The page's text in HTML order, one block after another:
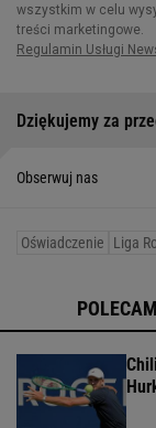
Dziękujemy za
Obserwuj nas
Oświadczenie Liga